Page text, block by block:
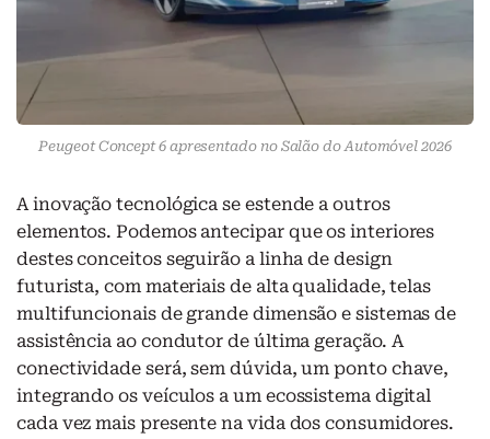
Peugeot Concept 6 apresentado no Salão do Automóvel 2026
A inovação tecnológica se estende a outros
elementos. Podemos antecipar que os interiores
destes conceitos seguirão a linha de design
futurista, com materiais de alta qualidade, telas
multifuncionais de grande dimensão e sistemas de
assistência ao condutor de última geração. A
conectividade será, sem dúvida, um ponto chave,
integrando os veículos a um ecossistema digital
cada vez mais presente na vida dos consumidores.